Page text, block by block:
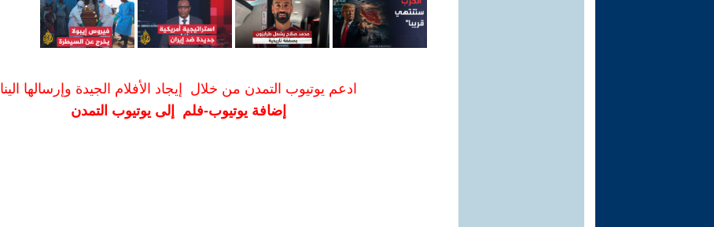
ادعم يوتيوب التمدن من خلال إيجاد الأفلام الجيدة وإرسالها الينا
إضافة يوتيوب-فلم إلى يوتيوب التمدن